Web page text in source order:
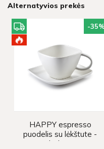
Alternatyvios prekės
-35
HAPPY espresso
puodelis su lėkštute -
baltas